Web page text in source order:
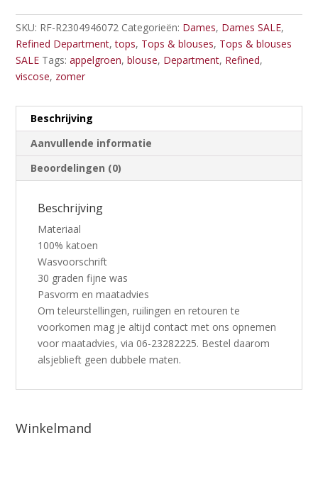
SKU: RF-R2304946072 Categorieën: Dames, Dames SALE,
Refined Department,tops, Tops & blouses, Tops & blouses
SALE Tags:appelgroen,blouse, Department, Refined,
viscose, zomer
Beschrijving
Aanvullende informatie
Beoordelingen (0)
Beschrijving
Materiaal
100% katoen
Wasvoorschrift
30 graden fijne was
Pasvorm en maatadvies
Om teleurstellingen, ruilingen en retouren te
voorkomen mag je altijd contact met ons opnemen
voor maatadvies, via 06-23282225. Bestel daarom
alsjeblieft geen dubbele maten.
Winkelmand